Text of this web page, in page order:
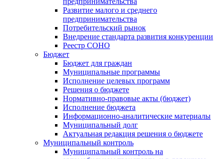
Развитие малого и среднего
предпринимательства
Потребительский рынок
Внедрение стандарта развития конкуренции
Реестр СОНО
Бюджет
Бюджет для граждан
Муниципальные программы
Исполнение целевых программ
Решения о бюджете
Нормативно-правовые акты (бюджет)
Исполнение бюджета
Информационно-аналитические материалы
Муниципальный долг
Актуальная редакция решения о бюджете
Муниципальный контроль
Муниципальный контроль на